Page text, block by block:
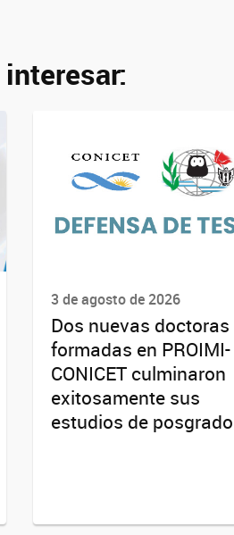
3 de agosto de 2026
Dos nuevas doctoras
formadas en PROIMI-
CONICET culminaron
exitosamente sus
estudios de posgrado